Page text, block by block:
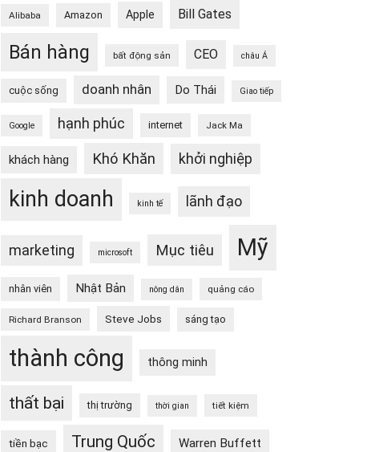
Alibaba Amazon Apple Bill Gates
Bán hàng bất động sản CEO châu Á
cuộc sống doanh nhân Do Thái Giao tiếp
Google hạnh phúc internet Jack Ma
khách hàng Khó Khăn khởi nghiệp
kinh doanh kinh tế lãnh đạo
marketing microsoft Mục tiêu Mỹ
nhân viên Nhật Bản nông dân quảng cáo
Richard Branson Steve Jobs sáng tạo
thành công thông minh
thất bại thị trường thời gian tiết kiệm
tiền bạc Trung Quốc Warren Buffett